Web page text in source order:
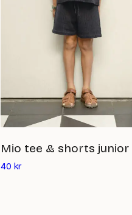
Mio tee & shorts junior
40 krDet